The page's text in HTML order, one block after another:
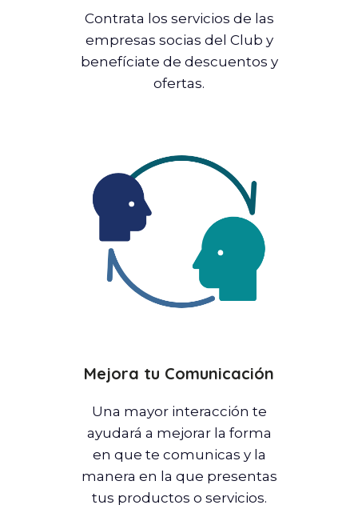
Contrata los servicios de las
empresas socias del Club y
benefíciate de descuentos y
ofertas.
Mejora tu Comunicación
Una mayor interacción te
ayudará a mejorar la forma
en que te comunicas y la
manera en la que presentas
tus productos o servicios.